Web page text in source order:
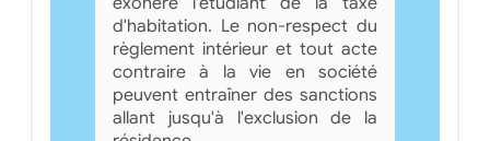
d'habitation. Le non-respect du
règlement intérieur et tout acte
contraire à la vie en société
peuvent entraîner des sanctions
allant jusqu'à l'exclusion de la